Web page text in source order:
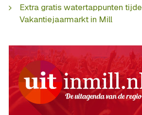
Extra gratis watertappunten
Vakantiejaarmarkt in Mill